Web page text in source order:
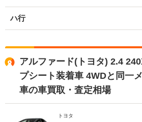
ハ行
アルファード(トヨタ) 2.4
プシート装着車 4WDと同一
車の車買取・査定相場
トヨタ